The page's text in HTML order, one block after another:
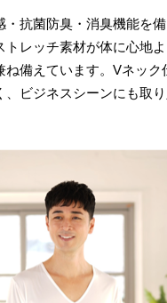
・抗菌防臭・消臭機能を
トレッチ素材が体に心地
ね備えています。Vネック
、ビジネスシーンにも取